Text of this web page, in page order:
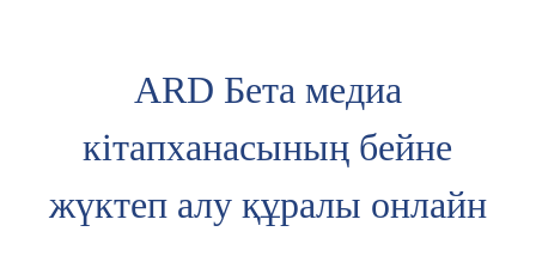
ARD Бета медиа
кітапханасының бейне
жүктеп алу құралы онлайн